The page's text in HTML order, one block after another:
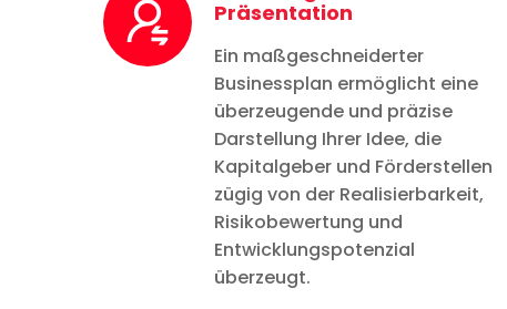
Präsentation
Ein maßgeschneiderter
Businessplan ermöglicht eine
überzeugende und präzise
Darstellung Ihrer Idee, die
Kapitalgeber und Förderstellen
zügig von der Realisierbarkeit,
Risikobewertung und
Entwicklungspotenzial
überzeugt.